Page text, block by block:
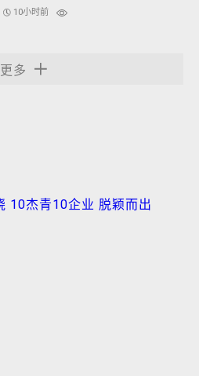
10小时前
更多